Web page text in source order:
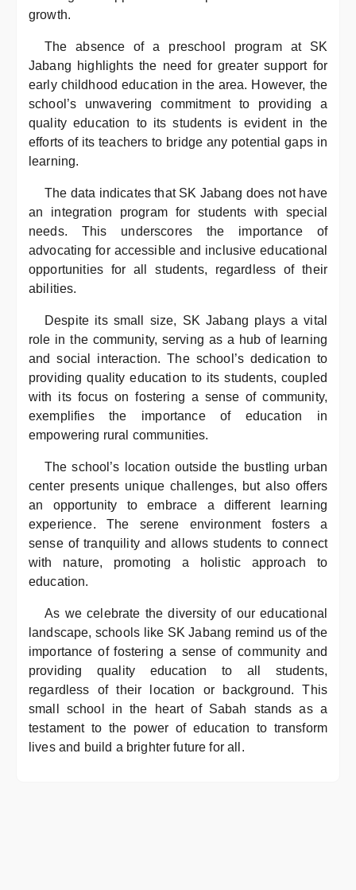
growth.
The absence of a preschool program at SK
Jabang highlights the need for greater support for
early childhood education in the area. However, the
school’s unwavering commitment to providing a
quality education to its students is evident in the
efforts of its teachers to bridge any potential gaps in
learning.
The data indicates that SK Jabang does not have
an integration program for students with special
needs. This underscores the importance of
advocating for accessible and inclusive educational
opportunities for all students, regardless of their
abilities.
Despite its small size, SK Jabang plays a vital
role in the community, serving as a hub of learning
and social interaction. The school’s dedication to
providing quality education to its students, coupled
with its focus on fostering a sense of community,
exemplifies the importance of education in
empowering rural communities.
The school’s location outside the bustling urban
center presents unique challenges, but also offers
an opportunity to embrace a different learning
experience. The serene environment fosters a
sense of tranquility and allows students to connect
with nature, promoting a holistic approach to
education.
As we celebrate the diversity of our educational
landscape, schools like SK Jabang remind us of the
importance of fostering a sense of community and
providing quality education to all students,
regardless of their location or background. This
small school in the heart of Sabah stands as a
testament to the power of education to transform
lives and build a brighter future for all.